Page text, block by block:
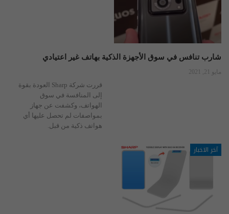
شارب تنافس في سوق الأجهزة الذكية بهاتف غير اعتيادي
مايو 21, 2021
قررت شركة Sharp العودة بقوة
إلى المنافسة في سوق
الهواتف، وكشفت عن جهاز
بمواصفات لم تحصل عليها أي
هواتف ذكية من قبل.
آخر الاخبار